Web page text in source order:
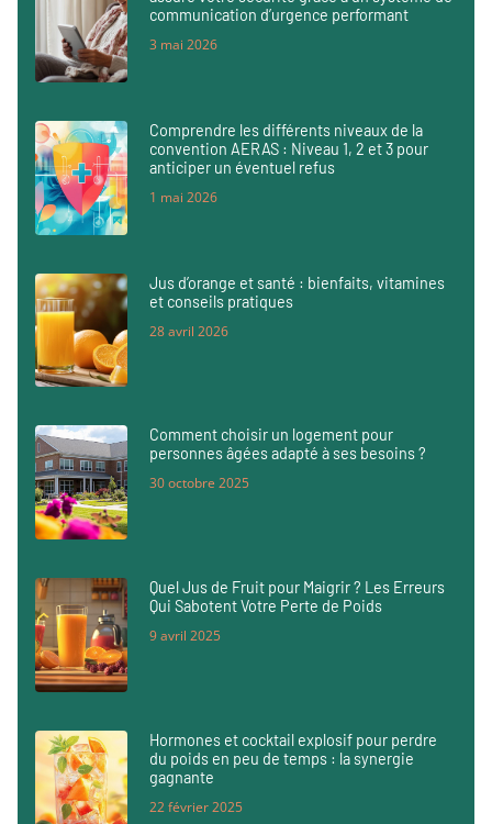
communication d’urgence performant
3 mai 2026
Comprendre les différents niveaux de la
convention AERAS : Niveau 1, 2 et 3 pour
anticiper un éventuel refus
1 mai 2026
Jus d’orange et santé : bienfaits, vitamines
et conseils pratiques
28 avril 2026
Comment choisir un logement pour
personnes âgées adapté à ses besoins ?
30 octobre 2025
Quel Jus de Fruit pour Maigrir ? Les Erreurs
Qui Sabotent Votre Perte de Poids
9 avril 2025
Hormones et cocktail explosif pour perdre
du poids en peu de temps : la synergie
gagnante
22 février 2025